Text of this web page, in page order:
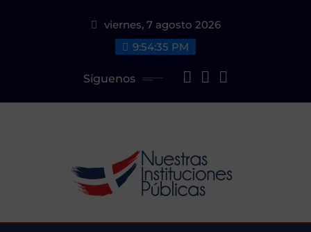
viernes, 7 agosto 2026
9:54:35 PM
Síguenos